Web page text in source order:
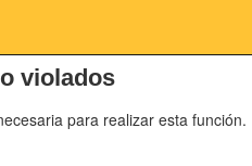
violados
para realizar esta función.